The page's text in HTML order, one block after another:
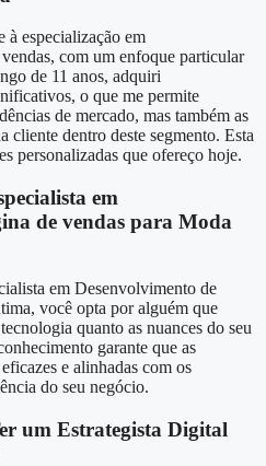
à especialização em
com um enfoque particular
de 11 anos, adquiri
o que me permite
de mercado, mas também as
cliente dentro deste segmento. Esta
personalizadas que ofereço hoje.
em
de vendas para Moda
em Desenvolvimento de
você opta por alguém que
quanto as nuances do seu
garante que as
e alinhadas com os
do seu negócio.
um Estrategista Digital